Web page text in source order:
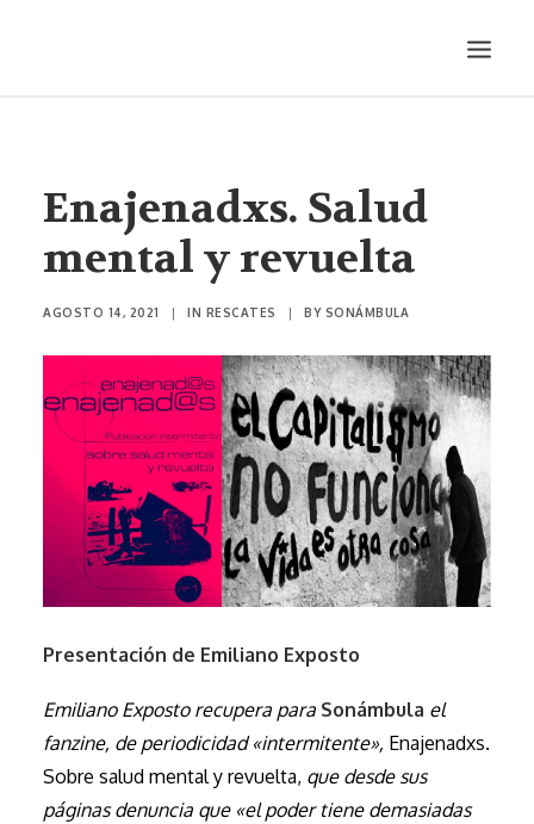
AUDIOVISUALES
ENTREVISTAS
HISTORIETA
MÚSICA
PRODUCCIONES
SONÁMBULA
SYNCO
Enajenadxs. Salud
mental y revuelta
AGOSTO 14, 2021 | IN RESCATES | BY SONÁMBULA
Presentación de Emiliano Exposto
Emiliano Exposto recupera para Sonámbula el
fanzine, de periodicidad «intermitente», Enajenadxs.
Sobre salud mental y revuelta, que desde sus
páginas denuncia que «el poder tiene demasiadas